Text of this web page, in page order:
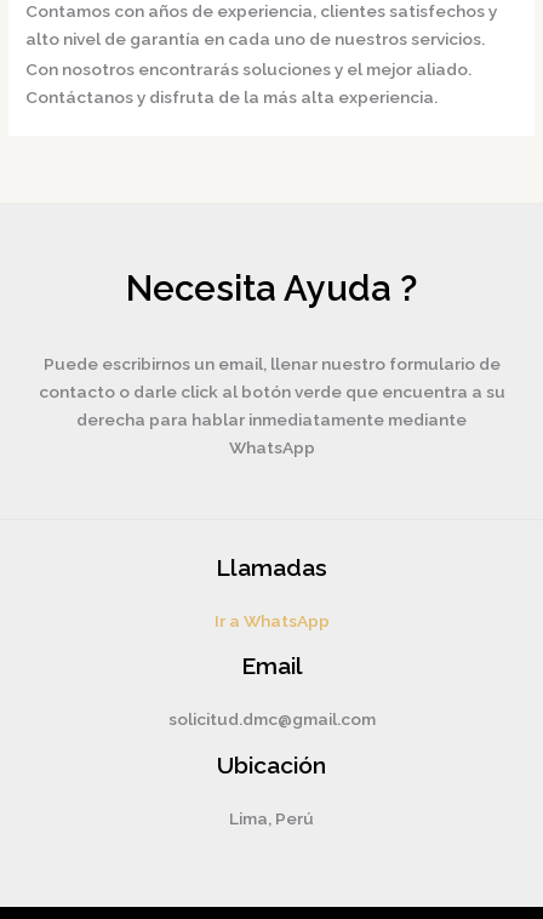
Contamos con años de experiencia, clientes satisfechos y
alto nivel de garantía en cada uno de nuestros servicios.
Con nosotros encontrarás soluciones y el mejor aliado.
Contáctanos y disfruta de la más alta experiencia.
Necesita Ayuda ?
Puede escribirnos un email, llenar nuestro formulario de
contacto o darle click al botón verde que encuentra a su
derecha para hablar inmediatamente mediante
WhatsApp
Llamadas
Ir a WhatsApp
Email
solicitud.dmc@gmail.com
Ubicación
Lima, Perú